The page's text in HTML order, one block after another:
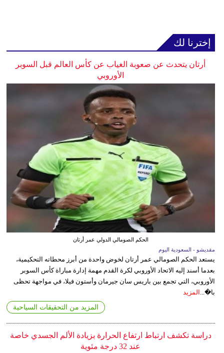
إخترنا لك
أرتان يتحدث عن صعوبة الغياب عن كأس العالم قبل السوبر
الأوروبي
الحكم الصومالي الدولي عمر أرتان
مقديشو - السعودية اليوم
يستعد الحكم الصومالي عمر أرتان لخوض واحدة من أبرز محطاته التحكيمية،
بعدما أسند إليه الاتحاد الأوروبي لكرة القدم مهمة إدارة مباراة كأس السوبر
الأوروبي، التي تجمع بين باريس سان جيرمان وأستون فيلا، في مواجهة تحظى
با�... المزيد
المزيد من التحقيقات السياحية
دراسة تكشف ارتباط ارتفاع الحرارة بزيادة الألم الجسدي خاصة
عند 32 درجة مئوية